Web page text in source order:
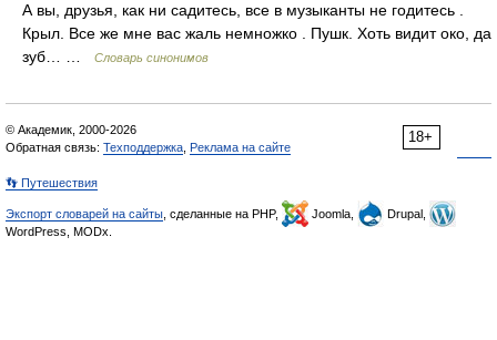
А вы, друзья, как ни садитесь, все в музыканты не годитесь .
Крыл. Все же мне вас жаль немножко . Пушк. Хоть видит око, да
зуб… …
Словарь синонимов
18+
© Академик, 2000-2026
Обратная связь: Техподдержка Реклама на сайте
👣 Путешествия
Экспорт словарей на сайты , сделанные на PHP, Joomla,
Drupal,
WordPress, MODx.